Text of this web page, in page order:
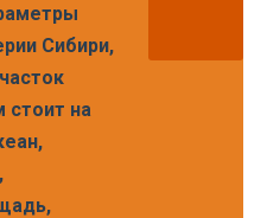
Сибири,
стоит на